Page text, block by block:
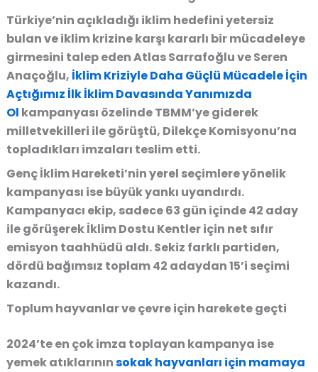
Türkiye’nin açıkladığı iklim hedefini yetersiz
bulanve iklim krizine karşı kararlı bir mücadeleye
girmesini talep eden Atlas Sarrafoğlu ve Seren
Anaçoğlu, İklim Kriziyle Daha Güçlü Mücadele İçin
Açtığımız İlk İklim Davasında Yanımızda
Ol kampanyası özelinde TBMM’ye giderek
milletvekilleri ile görüştü, Dilekçe Komisyonu’na
topladıkları imzaları teslim etti.
Genç İklim Hareketi’nin yerel seçimlere yönelik
kampanyası ise büyük yankı uyandırdı.
Kampanyacı ekip, sadece 63 gün içinde 42 aday
ile görüşerekİklim Dostu Kentler için net sıfır
emisyon taahhüdü aldı. Sekiz farklı partiden,
dördü bağımsız toplam 42 adaydan 15’i seçimi
kazandı.
Toplum hayvanlar ve çevre için harekete geçti
2024’te en çok imza toplayan kampanya ise
yemek atıklarınınsokak hayvanları için mamaya